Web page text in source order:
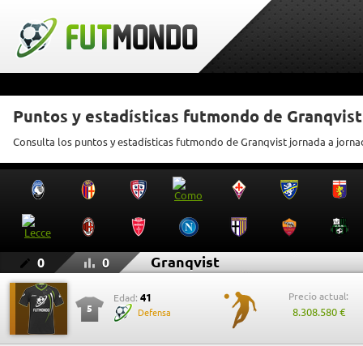
Puntos y estadísticas futmondo de Granqvist
Consulta los puntos y estadísticas futmondo de Granqvist jornada a
0 0 Granqvist
5
Edad: 41
Defensa
Precio actual:
8.308.580 €